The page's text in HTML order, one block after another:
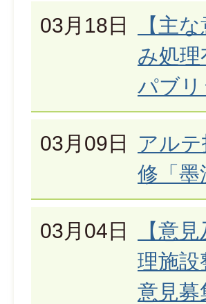
03月18日
【主
み処
パブ
03月09日
アル
修「
03月04日
【意
理施設
意見募